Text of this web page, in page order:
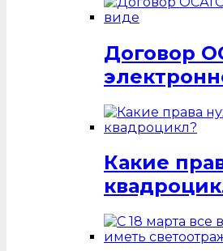
Договор
Какие